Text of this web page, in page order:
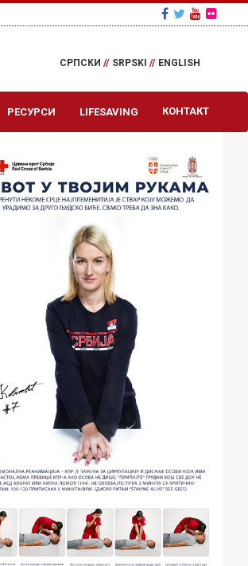
СРПСКИ // SRPSKI // ENGLISH
РЕСУРСИ LIFESAVING КОНТАКТ